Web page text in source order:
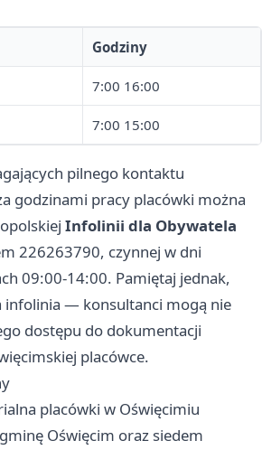
Godziny
7:00 16:00
7:00 15:00
pilnego kontaktu
godzinami pracy placówki można
Infolinii dla Obywatela
226263790, czynnej w dni
09:00-14:00. Pamiętaj jednak,
infolinia — konsultanci mogą nie
dostępu do dokumentacji
placówce.
placówki w Oświęcimiu
Oświęcim oraz siedem